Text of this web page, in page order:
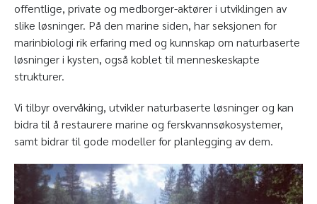
offentlige, private og medborger-aktører i utviklingen av
slike løsninger. På den marine siden, har seksjonen for
marinbiologi rik erfaring med og kunnskap om naturbaserte
løsninger i kysten, også koblet til menneskeskapte
strukturer.
Vi tilbyr overvåking, utvikler naturbaserte løsninger og kan
bidra til å restaurere marine og ferskvannsøkosystemer,
samt bidrar til gode modeller for planlegging av dem.